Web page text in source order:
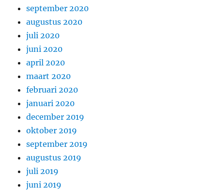
september 2020
augustus 2020
juli 2020
juni 2020
april 2020
maart 2020
februari 2020
januari 2020
december 2019
oktober 2019
september 2019
augustus 2019
juli 2019
juni 2019